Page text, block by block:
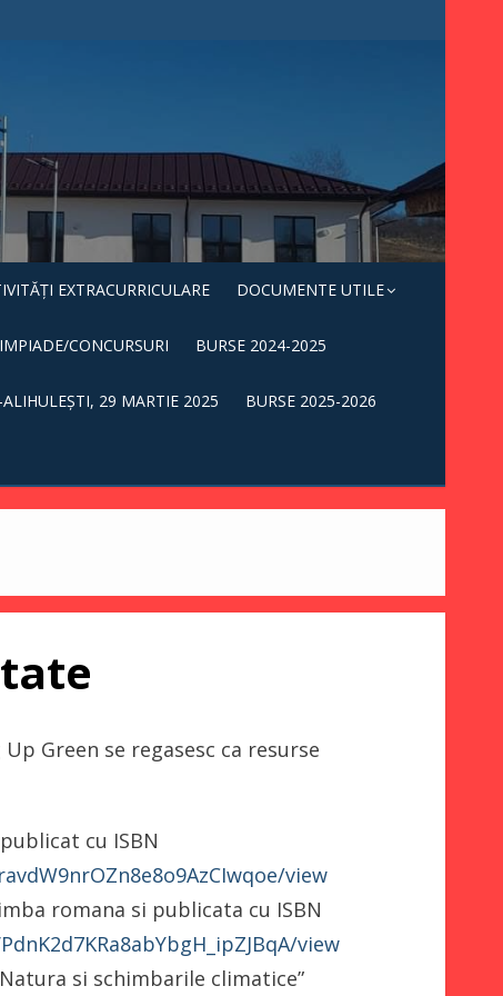
EXTRACURRICULARE DOCUMENTE UTILE
CONCURSURI BURSE 2024-2025
ALIHULEȘTI, 29 MARTIE 2025 BURSE 2025-2026
Green se regasesc ca resurse
cu ISBN
view
romana si publicata cu ISBN
view
si schimbarile climatice”